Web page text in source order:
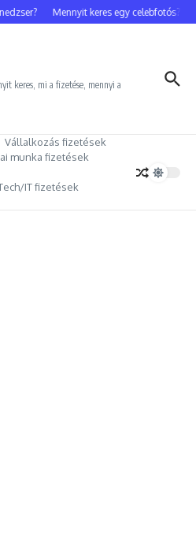
Mennyit keres egy celebfotós?
keres, mi a fizetése, mennyi a
Vállalkozás fizetések
munka fizetések
IT fizetések